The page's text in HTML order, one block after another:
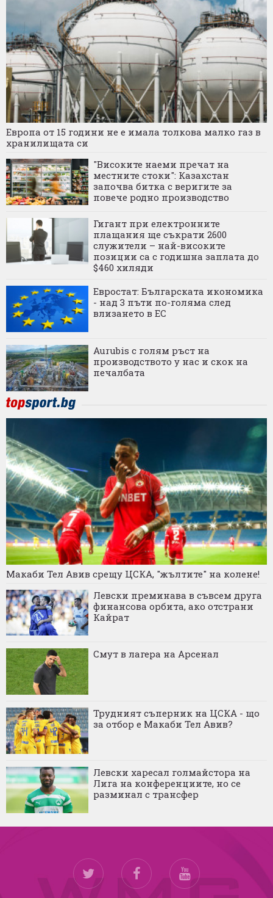
Европа от 15 години не е имала толкова малко газ в
хранилищата си
"Високите наеми пречат на
местните стоки": Казахстан
започва битка с веригите за
повече родно производство
Гигант при електронните
плащания ще съкрати 2600
служители – най-високите
позиции са с годишна заплата до
$460 хиляди
Евростат: Българската икономика
- над 3 пъти по-голяма след
влизането в ЕС
Aurubis с голям ръст на
производството у нас и скок на
печалбата
Макаби Тел Авив срещу ЦСКА, "жълтите" на колене!
Левски преминава в съвсем друга
финансова орбита, ако отстрани
Кайрат
Смут в лагера на Арсенал
Трудният съперник на ЦСКА - що
за отбор е Макаби Тел Авив?
Левски харесал голмайстора на
Лига на конференциите, но се
разминал с трансфер